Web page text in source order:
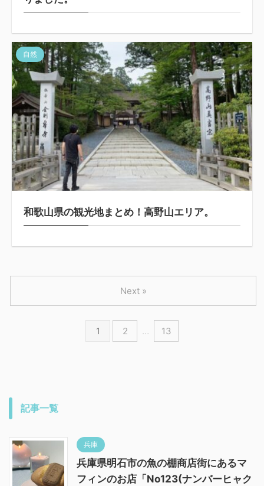
自然
和歌山県の観光地まとめ！高野山エリア。
1 2 … 13
Next »
記事一覧
兵庫
兵庫県明石市の魚の棚商店街にあるマ
フィンのお店「No123(ナンバーヒャク